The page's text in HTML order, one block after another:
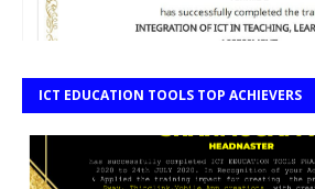
ICT EDUCATION TOOLS TOP ACHIEVERS